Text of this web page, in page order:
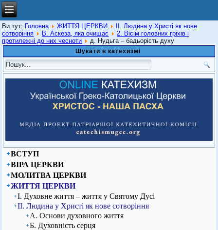
Ви тут: Головна ЖИТТЯ ЦЕРКВИ
ІІ. Людина у Христі як нове
сотворіння
В. Аскеза, яка очищає
2. Вісім головних гріхів і
протилежні до них чесноти
д. Нудьга – бадьорість духу
Шукати в катехизмі
ВСТУП
ВІРА ЦЕРКВИ
МОЛИТВА ЦЕРКВИ
ЖИТТЯ ЦЕРКВИ
І. Духовне життя – життя у Святому Дусі
ІІ. Людина у Христі як нове сотворіння
А. Основи духовного життя
Б. Духовність серця